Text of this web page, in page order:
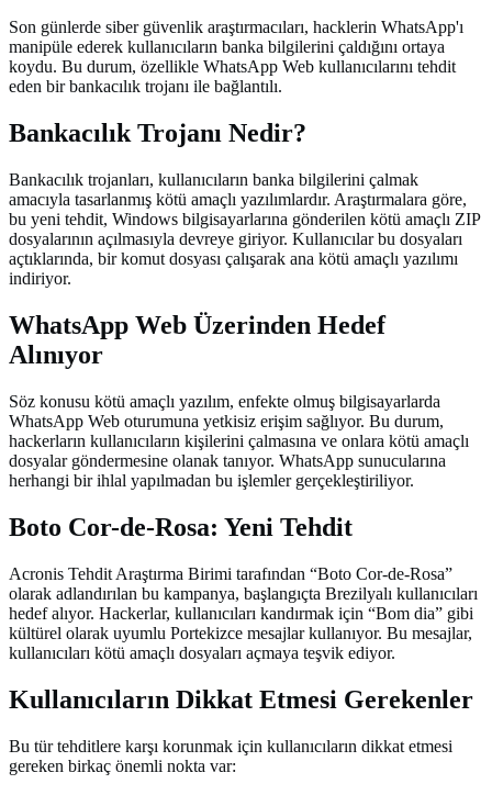
Son günlerde siber güvenlik araştırmacıları, hacklerin WhatsApp'ı
manipüle ederek kullanıcıların banka bilgilerini çaldığını ortaya
koydu. Bu durum, özellikle WhatsApp Web kullanıcılarını tehdit
eden bir bankacılık trojanı ile bağlantılı.
Bankacılık Trojanı Nedir?
Bankacılık trojanları, kullanıcıların banka bilgilerini çalmak
amacıyla tasarlanmış kötü amaçlı yazılımlardır. Araştırmalara göre,
bu yeni tehdit, Windows bilgisayarlarına gönderilen kötü amaçlı ZIP
dosyalarının açılmasıyla devreye giriyor. Kullanıcılar bu dosyaları
açtıklarında, bir komut dosyası çalışarak ana kötü amaçlı yazılımı
indiriyor.
WhatsApp Web Üzerinden Hedef
Alınıyor
Söz konusu kötü amaçlı yazılım, enfekte olmuş bilgisayarlarda
WhatsApp Web oturumuna yetkisiz erişim sağlıyor. Bu durum,
hackerların kullanıcıların kişilerini çalmasına ve onlara kötü amaçlı
dosyalar göndermesine olanak tanıyor. WhatsApp sunucularına
herhangi bir ihlal yapılmadan bu işlemler gerçekleştiriliyor.
Boto Cor-de-Rosa: Yeni Tehdit
Acronis Tehdit Araştırma Birimi tarafından “Boto Cor-de-Rosa”
olarak adlandırılan bu kampanya, başlangıçta Brezilyalı kullanıcıları
hedef alıyor. Hackerlar, kullanıcıları kandırmak için “Bom dia” gibi
kültürel olarak uyumlu Portekizce mesajlar kullanıyor. Bu mesajlar,
kullanıcıları kötü amaçlı dosyaları açmaya teşvik ediyor.
Kullanıcıların Dikkat Etmesi Gerekenler
Bu tür tehditlere karşı korunmak için kullanıcıların dikkat etmesi
gereken birkaç önemli nokta var: